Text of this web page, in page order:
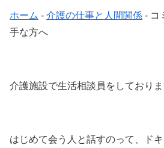
ホーム - 介護の仕事と人間関係 - コ
手な方へ
介護施設で生活相談員をしており
はじめて会う人と話すのって、ドキ